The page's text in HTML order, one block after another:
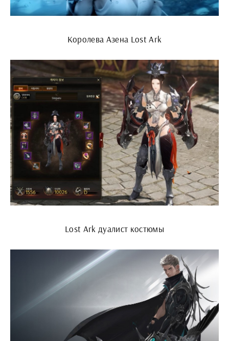
Королева Азена Lost Ark
Lost Ark дуалист костюмы